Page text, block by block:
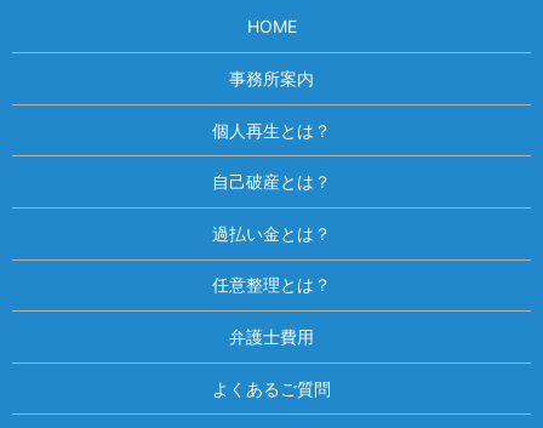
HOME
事務所案内
個人再生とは？
自己破産とは？
過払い金とは？
任意整理とは？
弁護士費用
よくあるご質問